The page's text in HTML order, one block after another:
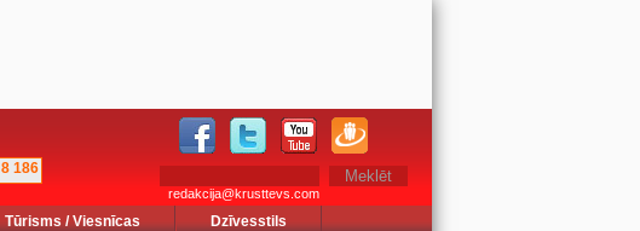
8 186
redakcija@krusttevs.com
Tūrisms / Viesnīcas Dzīvesstils